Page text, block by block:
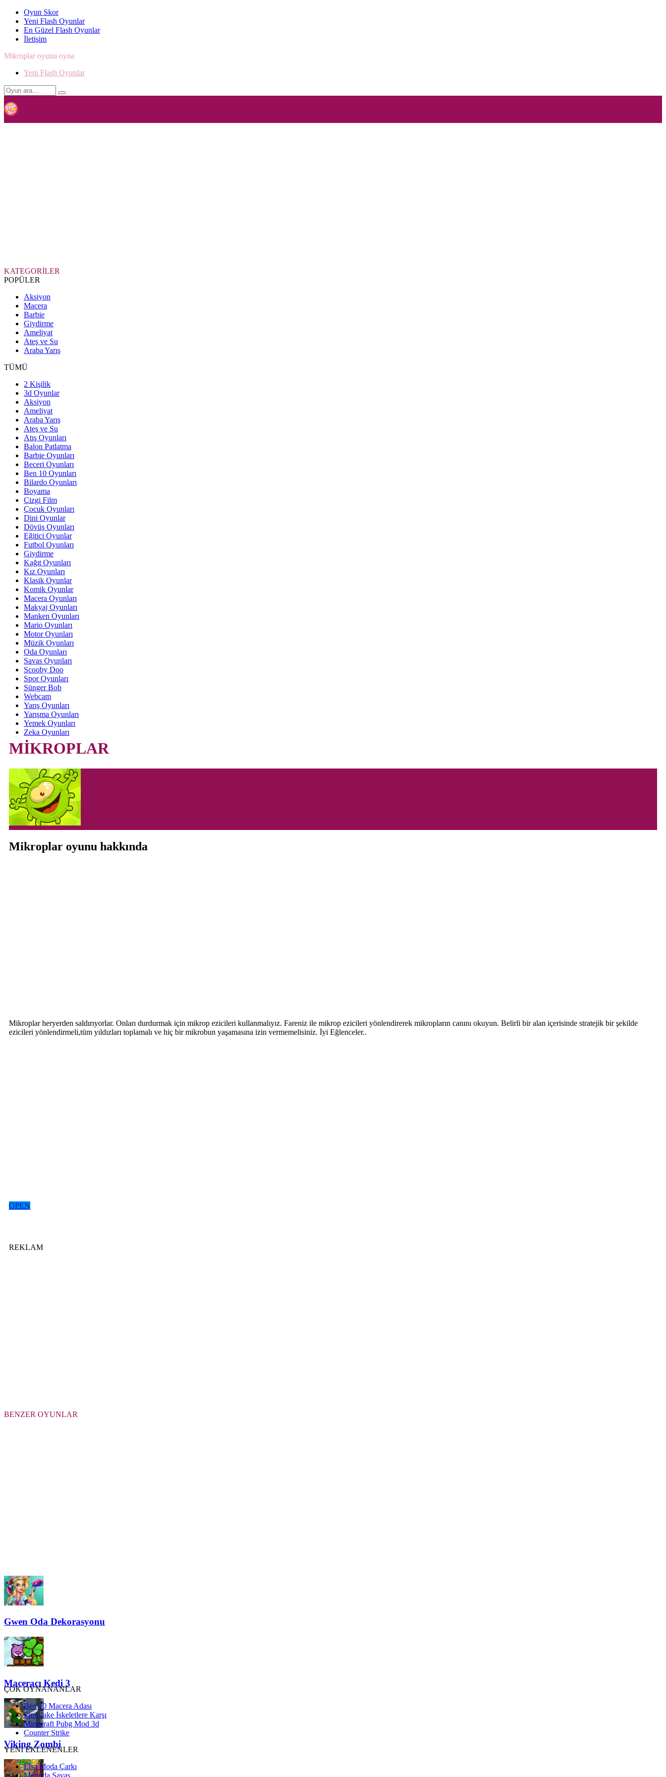
Oyun Skor
Yeni Flash Oyunlar
En Güzel Flash Oyunlar
İletişim
Mikroplar oyunu oyna
Yeni Flash Oyunlar
KATEGORİLER
POPÜLER
Aksiyon
Macera
Barbie
Giydirme
Ameliyat
Ateş ve Su
Araba Yarış
TÜMÜ
2 Kişilik
3d Oyunlar
Aksiyon
Ameliyat
Araba Yarış
Ateş ve Su
Atış Oyunları
Balon Patlatma
Barbie Oyunları
Beceri Oyunları
Ben 10 Oyunları
Bilardo Oyunları
Boyama
Çizgi Film
Çocuk Oyunları
Dini Oyunlar
Dövüş Oyunları
Eğitici Oyunlar
Futbol Oyunları
Giydirme
Kağıt Oyunları
Kız Oyunları
Klasik Oyunlar
Komik Oyunlar
Macera Oyunları
Makyaj Oyunları
Manken Oyunları
Mario Oyunları
Motor Oyunları
Müzik Oyunları
Oda Oyunları
Savas Oyunları
Scooby Doo
Spor Oyunları
Sünger Bob
Webcam
Yarış Oyunları
Yarışma Oyunları
Yemek Oyunları
Zeka Oyunları
MİKROPLAR
Mikroplar oyunu hakkında
Mikroplar heryerden saldırıyorlar. Onları durdurmak için mikrop ezicileri kullanmalıyız. Fareniz ile mikrop ezicileri yönlendirerek mikropların canını okuyun. Belirli bir alan içerisinde stratejik bir şekilde
ezicileri yönlendirmeli,tüm yıldızları toplamalı ve hiç bir mikrobun yaşamasına izin vermemelisiniz. İyi Eğlenceler..
OPEN
REKLAM
BENZER OYUNLAR
Gwen Oda Dekorasyonu
Maceracı Kedi 3
Viking Zombi
ÇOK OYNANANLAR
Ben 10 Macera Adası
Finn Jake İskeletlere Karşı
Minecraft Pubg Mod 3d
Counter Strike
YENİ EKLENENLER
Elsa Moda Çarkı
Metroda Savaş